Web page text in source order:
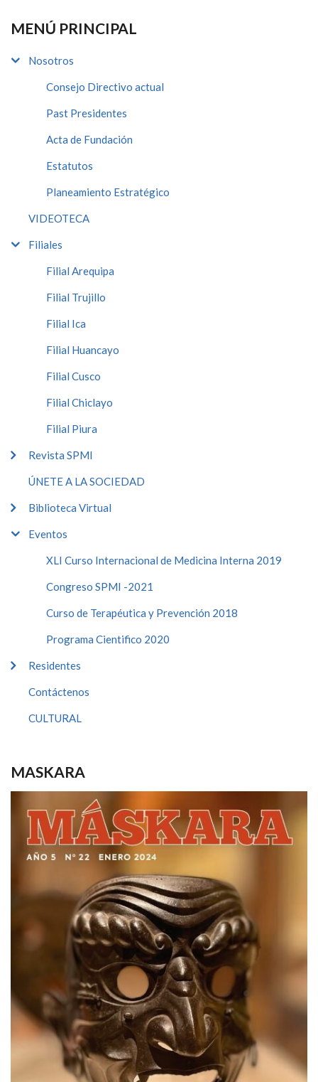
MENÚ PRINCIPAL
Nosotros
Consejo Directivo actual
Past Presidentes
Acta de Fundación
Estatutos
Planeamiento Estratégico
VIDEOTECA
Filiales
Filial Arequipa
Filial Trujillo
Filial Ica
Filial Huancayo
Filial Cusco
Filial Chiclayo
Filial Piura
Revista SPMI
ÚNETE A LA SOCIEDAD
Biblioteca Virtual
Eventos
XLI Curso Internacional de Medicina Interna 2019
Congreso SPMI -2021
Curso de Terapéutica y Prevención 2018
Programa Cientifico 2020
Residentes
Contáctenos
CULTURAL
MASKARA